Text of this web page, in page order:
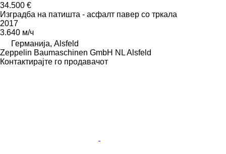
34.500 €
Изградба на патишта - асфалт павер со тркала
2017
3.640 м/ч
Германија, Alsfeld
Zeppelin Baumaschinen GmbH NL Alsfeld
Контактирајте го продавачот